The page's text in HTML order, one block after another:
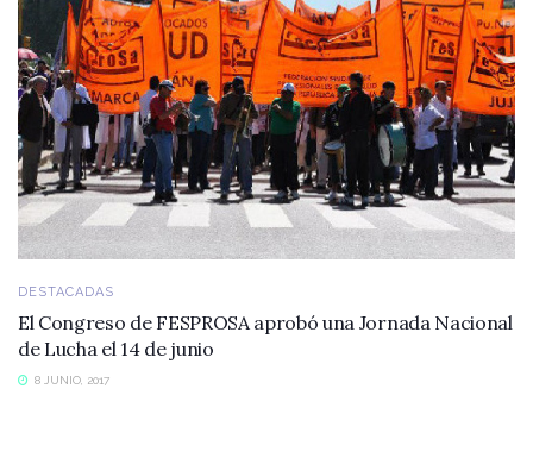
DESTACADAS
El Congreso de FESPROSA aprobó una Jornada Nacional
de Lucha el 14 de junio
8 JUNIO, 2017